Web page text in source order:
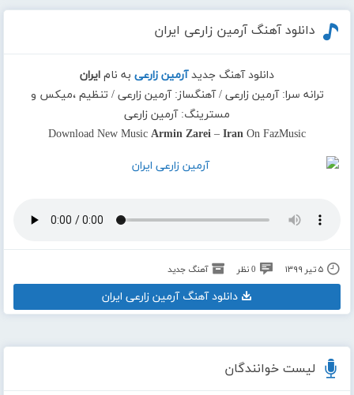
لیست خوانندگان
دانلود آهنگ آرمین زارعی ایران
دانلود آهنگ جدیدآرمین زارعی به نام ایران
ترانه سرا: آرمین زارعی / آهنگساز: آرمین زارعی / تنظیم ،میکس و
مسترینگ: آرمین زارعی
Download New Music Armin Zarei – Iran On FazMusic
۵ تیر ۱۳۹۹ 0 نظر آهنگ جدید
دانلود آهنگ آرمین زارعی ایران